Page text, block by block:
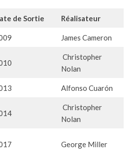
de Sortie Réalisateur
James Cameron
Christopher
Nolan
Alfonso Cuarón
Christopher
Nolan
George Miller